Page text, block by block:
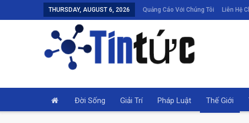
THURSDAY, AUGUST 6, 2026 Quảng Cáo Với Chúng Tôi Liên Hệ
Đời Sống Giải Trí Pháp Luật Thế Giới